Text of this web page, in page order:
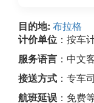
目的地: 布拉格
计价单位 ：按车
服务语言 ：中文
接送方式 ：专车
航班延误 ：免费